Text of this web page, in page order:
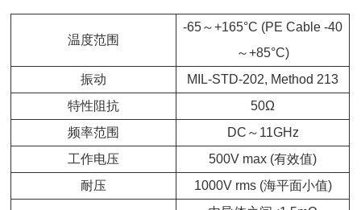
温度范围
-65～+165°C (PE Cable -40
～+85°C)
振动
MIL-STD-202, Method 213
特性阻抗
50Ω
频率范围
DC～11GHz
工作电压
500V max (有效值)
耐压
1000V rms (海平面小值)